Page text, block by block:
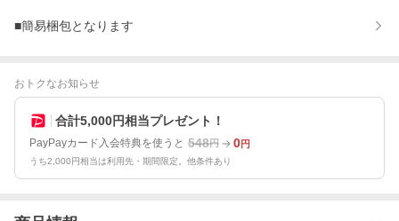
■簡易梱包となります
おトクなお知らせ
合計5,000円相当プレゼント！
PayPayカード入会特典を使うと 548円 0円
うち2,000円相当は利用先・期間限定。他条件あり